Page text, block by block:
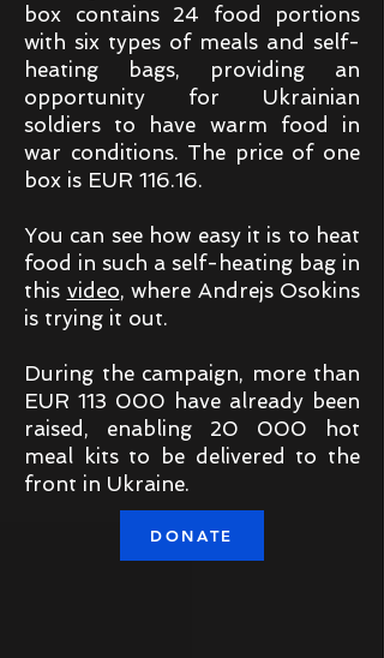
box contains 24 food portions
with six types of meals and self-
heating bags, providing an
opportunity for Ukrainian
soldiers to have warm food in
war conditions. The price of one
box is EUR 116.16.
You can see how easy it is to heat
food in such a self-heating bag in
this video, where Andrejs Osokins
is trying it out.
During the campaign, more than
EUR 113 000 have already been
raised, enabling 20 000 hot
meal kits to be delivered to the
front in Ukraine.
DONATE